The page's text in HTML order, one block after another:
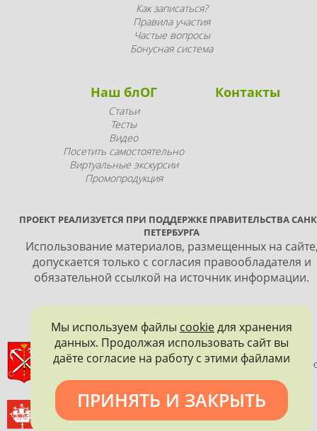
Как записаться?
Правила участия
Частые вопросы
Бонусная система
Наш блОГ
Статьи
Тесты
Видео
Посетить самостоятельно
Виртуальные экскурсии
Промопродукция
Контакты
ПРОЕКТ РЕАЛИЗУЕТСЯ ПРИ ПОДДЕРЖКЕ ПРАВИТЕЛЬСТВА
ПЕТЕРБУРГА
Использование материалов, размещенных на
допускается только с согласия правообладателя и
обязательной ссылкой на источник информации.
ПРАВИТЕЛЬСТВО САНКТ-ПЕТЕРБУРГА
КОМИТЕТ ПО ГОСУДАРСТВЕННОМУ КОНТРОЛЮ,
ВСЕРОССИЙСКОЕ ОБЩЕСТВО ОХРАНЫ ПАМЯТНИКОВ
Мы используем файлы cookieдля хранения
данных. Продолжая использовать сайт вы
даёте согласие на работу с этими файлами
ПРИНЯТЬ И ЗАКРЫТЬ